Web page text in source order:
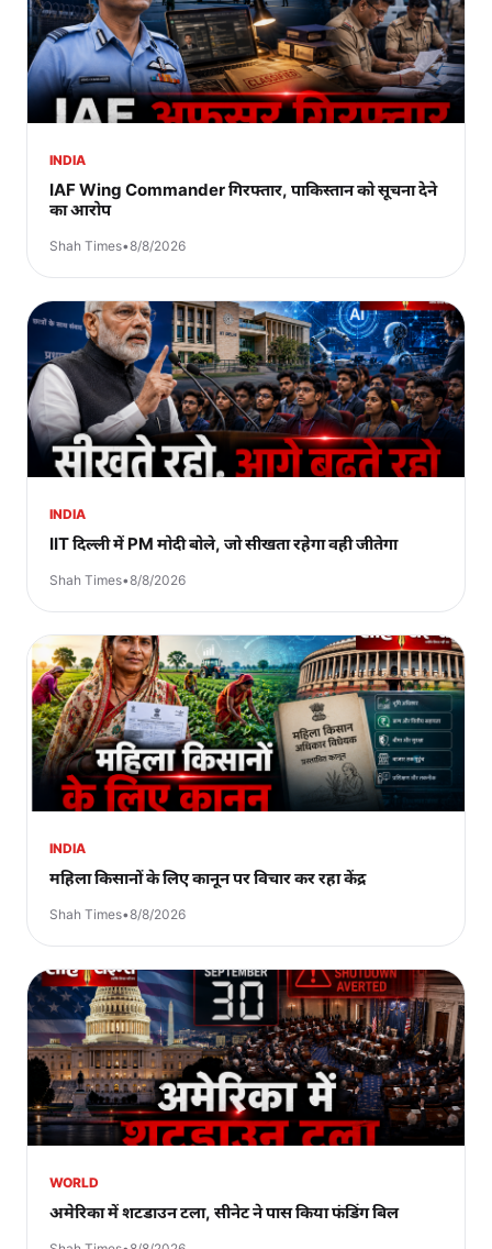
INDIA
IAF Wing Commander गिरफ्तार, पाकिस्तान को सूचना देने
का आरोप
Shah Times•8/8/2026
INDIA
IIT दिल्ली में PM मोदी बोले, जो सीखता रहेगा वही जीतेगा
Shah Times•8/8/2026
INDIA
महिला किसानों के लिए कानून पर विचार कर रहा केंद्र
Shah Times•8/8/2026
WORLD
अमेरिका में शटडाउन टला, सीनेट ने पास किया फंडिंग बिल